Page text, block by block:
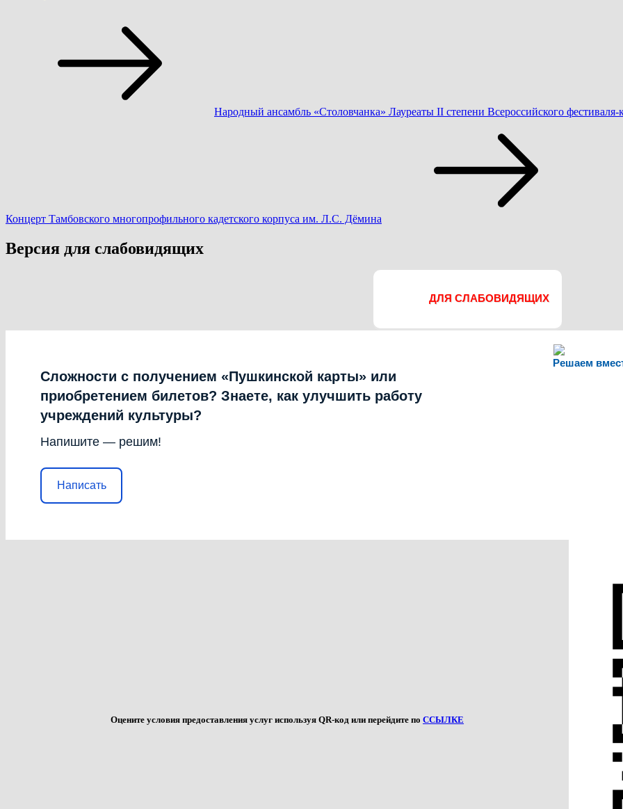
записям
Народный ансамбль «Столовчанка» Лауреаты II степени Всероссийского
Концерт Тамбовского многопрофильного кадетского корпуса им. Л.С. Дёмина
Версия для слабовидящих
ДЛЯ СЛАБОВИДЯЩИХ
Решаем
Сложности с получением «Пушкинской карты» или
приобретением билетов? Знаете, как улучшить работу
учреждений культуры?
Напишите — решим!
Написать
Оцените условия предоставления услуг используя QR-код или перейдите поССЫЛКЕ